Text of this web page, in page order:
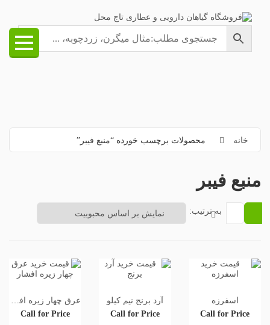
خانه محصولات برچسب خورده “منبع فیبر”
منبع فیبر
به ترتیب:
عرق چهار زیره افشار
Call for Price
آرد برنج نیم کیلو
Call for Price
اسفرزه
Call for Price